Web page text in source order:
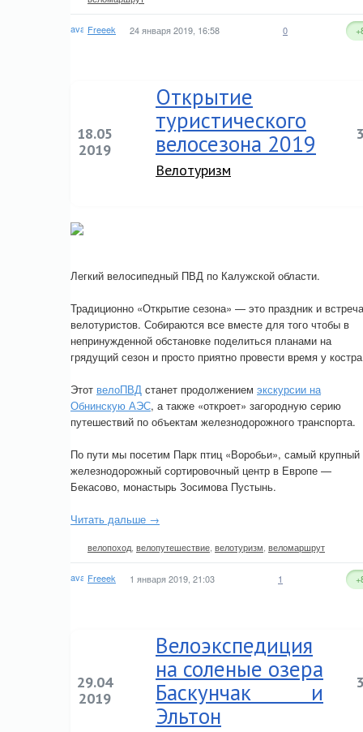
Freeek 24 января 2019, 16:58 0
18.05
2019
Открытие
туристического
велосезона 2019
Велотуризм
3
Легкий велосипедный ПВД по Калужской области.
Традиционно «Открытие сезона» — это праздник и встреча
велотуристов. Собираются все вместе для того чтобы в
непринужденной обстановке поделиться планами на
грядущий сезон и просто приятно провести время у
Этот велоПВД станет продолжением экскурсии на
Обнинскую АЭС, а также «откроет» загородную серию
путешествий по объектам железнодорожного транспорта.
По пути мы посетим Парк птиц «Воробьи», самый крупный
железнодорожный сортировочный центр в Европе —
Бекасово, монастырь Зосимова Пустынь.
Читать дальше →
велопоход велопутешествие велотуризм веломаршрут
Freeek 1 января 2019, 21:03 1
29.04
2019
Велоэкспедиция
на соленые озера
Баскунчак и
Эльтон
3